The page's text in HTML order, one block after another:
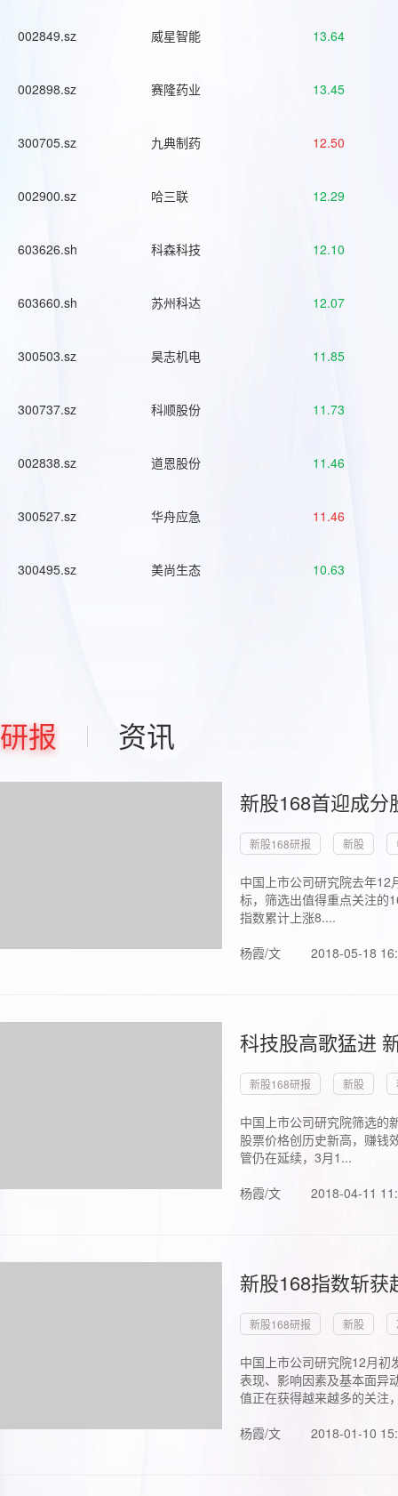
002849.sz 威星智能 13.64
002898.sz 赛隆药业 13.45
300705.sz 九典制药 12.50
002900.sz 哈三联 12.29
603626.sh 科森科技 12.10
603660.sh 苏州科达 12.07
300503.sz 昊志机电 11.85
300737.sz 科顺股份 11.73
002838.sz 道恩股份 11.46
300527.sz 华舟应急 11.46
300495.sz 美尚生态 10.63
研报 资讯
新股168首迎成
新股168研报 新股
中国上市公司研究院去年
标，筛选出值得重点关注的
指数累计上涨8....
杨霞/文
2018-05-18
科技股高歌猛进
新股168研报 新股
中国上市公司研究院筛选的
股票价格创历史新高，赚钱
管仍在延续，3月1...
杨霞/文
2018-04-11
新股168指数斩
新股168研报 新股
中国上市公司研究院12月初
表现、影响因素及基本面异
值正在获得越来越多的关注
杨霞/文
2018-01-10